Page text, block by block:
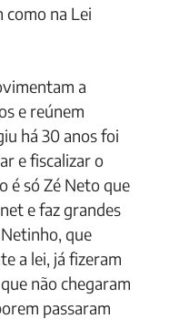
como na Lei
a
e reúnem
há 30 anos foi
e fiscalizar o
é só Zé Neto que
e faz grandes
que
a lei, já fizeram
não chegaram
passaram